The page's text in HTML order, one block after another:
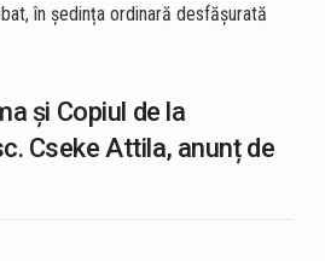
în ședința ordinară desfășurată
și Copiul de la
Cseke Attila, anunț de